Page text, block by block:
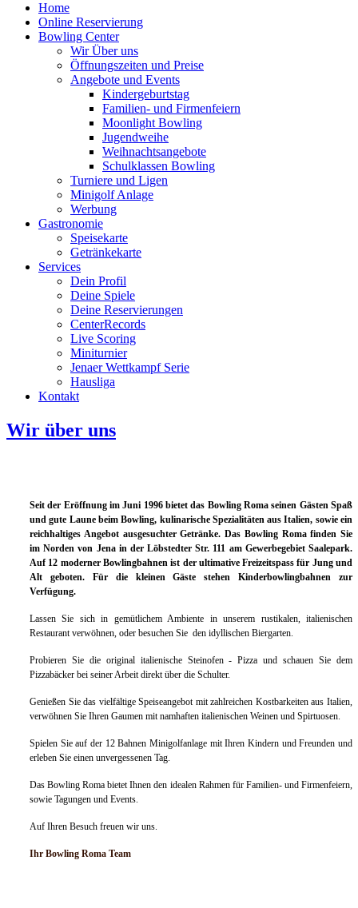
Home
Online Reservierung
Bowling Center
Wir Über uns
Öffnungszeiten und Preise
Angebote und Events
Kindergeburtstag
Familien- und Firmenfeiern
Moonlight Bowling
Jugendweihe
Weihnachtsangebote
Schulklassen Bowling
Turniere und Ligen
Minigolf Anlage
Werbung
Gastronomie
Speisekarte
Getränkekarte
Services
Dein Profil
Deine Spiele
Deine Reservierungen
CenterRecords
Live Scoring
Miniturnier
Jenaer Wettkampf Serie
Hausliga
Kontakt
Wir über uns
Seit der Eröffnung im Juni 1996 bietet das Bowling Roma seinen Gästen Spaß
und gute Laune beim Bowling, kulinarische Spezialitäten aus Italien, sowie ein
reichhaltiges Angebot ausgesuchter Getränke. Das Bowling Roma finden Sie
im Norden von Jena in der Löbstedter Str. 111 am Gewerbegebiet Saalepark.
Auf 12 moderner Bowlingbahnen ist der ultimative Freizeitspass für Jung und
Alt geboten. Für die kleinen Gäste stehen Kinderbowlingbahnen zur
Verfügung.
Lassen Sie sich in gemütlichem Ambiente in unserem rustikalen, italienischen
Restaurant verwöhnen, oder besuchen Sie den idyllischen Biergarten.
Probieren Sie die original italienische Steinofen - Pizza und schauen Sie dem
Pizzabäcker bei seiner Arbeit direkt über die Schulter.
Genießen Sie das vielfältige Speiseangebot mit zahlreichen Kostbarkeiten aus Italien,
verwöhnen Sie Ihren Gaumen mit namhaften italienischen Weinen und Spirtuosen.
Spielen Sie auf der 12 Bahnen Minigolfanlage mit Ihren Kindern und Freunden und
erleben Sie einen unvergessenen Tag.
Das Bowling Roma bietet Ihnen den idealen Rahmen für Familien- und Firmenfeiern,
sowie Tagungen und Events.
Auf Ihren Besuch freuen wir uns.
Ihr Bowling Roma Team